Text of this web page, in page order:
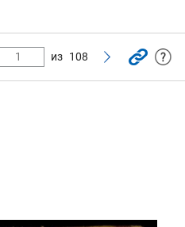
из 108